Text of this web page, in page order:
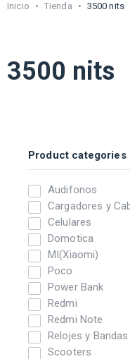
Inicio • Tienda • 3500 nits
3500 nits
Product categories
Audifonos
Cargadores y
Celulares
Domotica
MI(Xiaomi)
Poco
Power Bank
Redmi
Redmi Note
Relojes y Bandas
Scooters